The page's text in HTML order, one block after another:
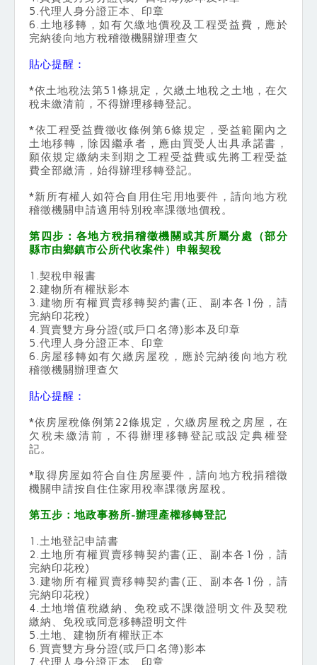
5.代理人身分證正本、印章
6.土地移轉，如有欠繳地價稅及工程受益費，應於
完納後向地方稅稽徵機關辦理查欠
貼心提醒：
*依土地稅法第51條規定，欠繳土地稅之土地，在欠
稅未繳清前，不得辦理移轉登記。
*依工程受益費徵收條例第6條規定，受益範圍內之
土地移轉，除因繼承者，應由買受人出具承諾書，
願依規定繳納未到期之工程受益費或先將工程受益
費全部繳清，始得辦理移轉登記。
*新所有權人如符合自用住宅用地要件，請向地方稅
稽徵機關申請適用特別稅率課徵地價稅。
第四步：各地方稅捐稽徵機關或其所屬分處（部分
縣市由鄉鎮市公所代收案件）申報契稅
1.契稅申報書
2.建物所有權狀影本
3.建物所有權買賣移轉契約書(正、副本各1份，請
完納印花稅)
4.買賣雙方身分證(或戶口名簿)影本及印章
5.代理人身分證正本、印章
6.房屋移轉如有欠繳房屋稅，應於完納後向地方稅
稽徵機關辦理查欠
貼心提醒：
*依房屋稅條例第22條規定，欠繳房屋稅之房屋，在
欠稅未繳清前，不得辦理移轉登記或設定典權登
記。
*取得房屋如符合自住房屋要件，請向地方稅捐稽徵
機關申請按自住住家用稅率課徵房屋稅。
第五步：地政事務所-辦理產權移轉登記
1.土地登記申請書
2.土地所有權買賣移轉契約書(正、副本各1份，請
完納印花稅)
3.建物所有權買賣移轉契約書(正、副本各1份，請
完納印花稅)
4.土地增值稅繳納、免稅或不課徵證明文件及契稅
繳納、免稅或同意移轉證明文件
5.土地、建物所有權狀正本
6.買賣雙方身分證(或戶口名簿)影本
7.代理人身分證正本、印章